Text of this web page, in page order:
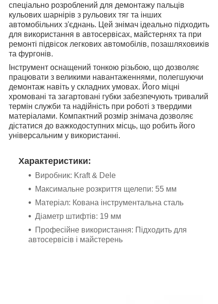
спеціально розроблений для демонтажу пальців
кульових шарнірів з рульових тяг та інших
автомобільних з'єднань. Цей знімач ідеально підходить
для використання в автосервісах, майстернях та при
ремонті підвісок легкових автомобілів, позашляховиків
та фургонів.
Інструмент оснащений тонкою різьбою, що дозволяє
працювати з великими навантаженнями, полегшуючи
демонтаж навіть у складних умовах. Його міцні
хромовані та загартовані губки забезпечують тривалий
термін служби та надійність при роботі з твердими
матеріалами. Компактний розмір знімача дозволяє
дістатися до важкодоступних місць, що робить його
універсальним у використанні.
Характеристики:
Виробник: Kraft & Dele
Максимальне розкриття щелепи: 55 мм
Матеріал: Кована інструментальна сталь
Діаметр штифтів: 19 мм
Професійне використання: Підходить для
автосервісів і майстерень